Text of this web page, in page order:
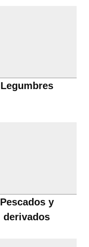
Legumbres
Pescados y
derivados